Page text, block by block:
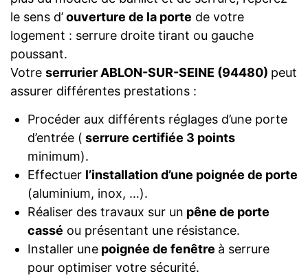
le sens d’ouverture de la porte de votre
logement : serrure droite tirant ou gauche
poussant.
Votre serrurier ABLON-SUR-SEINE (94480) peut
assurer différentes prestations :
Procéder aux différents réglages d’une porte
d’entrée ( serrure certifiée 3 points
minimum).
Effectuer l’installation d’une poignée de porte
(aluminium, inox, …).
Réaliser des travaux sur un pêne de porte
cassé ou présentant une résistance.
Installer unepoignée de fenêtre à serrure
pour optimiser votre sécurité.